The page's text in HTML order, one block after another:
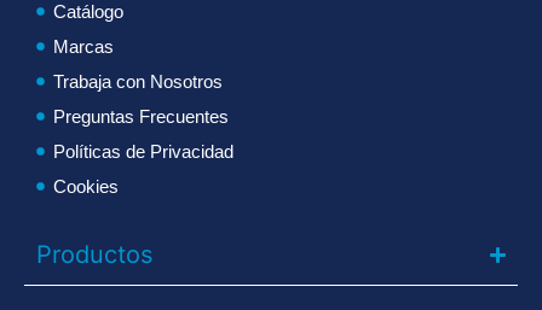
Catálogo
Marcas
Trabaja con Nosotros
Preguntas Frecuentes
Políticas de Privacidad
Cookies
Productos